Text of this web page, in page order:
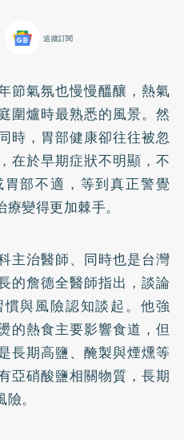
追蹤訂閱
節氣氛也慢慢醞釀，熱氣
圍爐時最熟悉的風景。然
時，胃部健康卻往往被忽
在於早期症狀不明顯，不
部不適，等到真正警覺
變得更加棘手。
主治醫師、同時也是台灣
的詹德全醫師指出，談論
與風險認知談起。他強
的熱食主要影響食道，但
長期高鹽、醃製與煙燻等
亞硝酸鹽相關物質，長期
。